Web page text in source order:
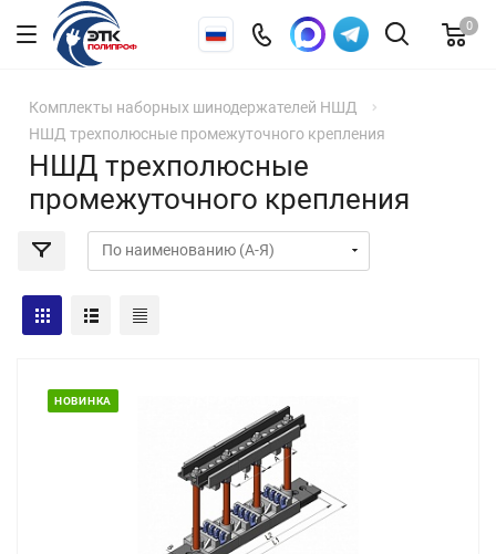
0
Комплекты наборных шинодержателей НШД
НШД трехполюсные промежуточного крепления
НШД трехполюсные
промежуточного крепления
НОВИНКА